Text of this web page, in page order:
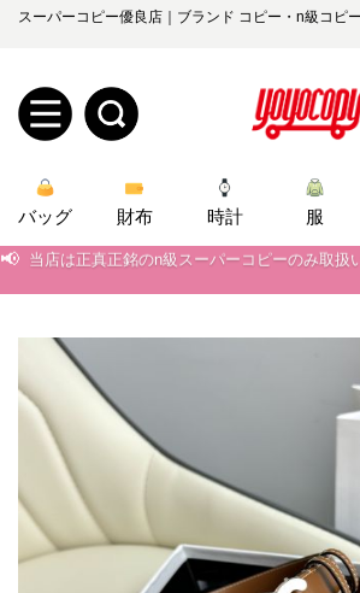
スーパーコピー優良店｜ブランド コピー・n級コピ
規
ユ
ザ
登
ロ
グ
ン
オ
ダ
ー
知
ら
yoyocopys@gmail.com
バッグ 財布 時計 服
📢 当店は正真正銘のn級スーパーコピーのみ取
当店は正真正銘のn級スーパーコピーのみ取
2026春の新作続々更新中！期間中のご注文で
新作入荷！ルイ・ヴィトンスーパーコピー